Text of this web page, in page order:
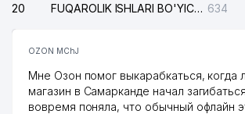
CENTRAL ASIA TRAVEL MChJ
49 LANGO TRADING MChJ
20
FUQAROLIK ISHLARI BO'YICHA UCH-TEPA TUMANI SUDI 634
OZON MChJ
Мне Озон помог выкарабкаться, когда
магазин в Самарканде начал
вовремя поняла, что обычный офлайн